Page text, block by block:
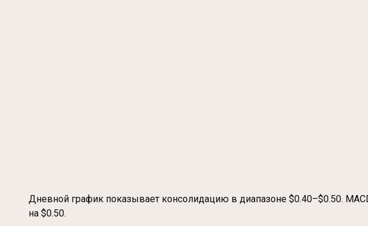
Дневной график показывает консолидацию в диапазоне $0.40–$0.50.
на $0.50.